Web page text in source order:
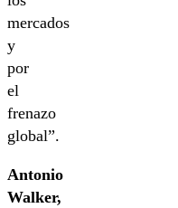
mercados
y
por
el
frenazo
global”.
Antonio
Walker,